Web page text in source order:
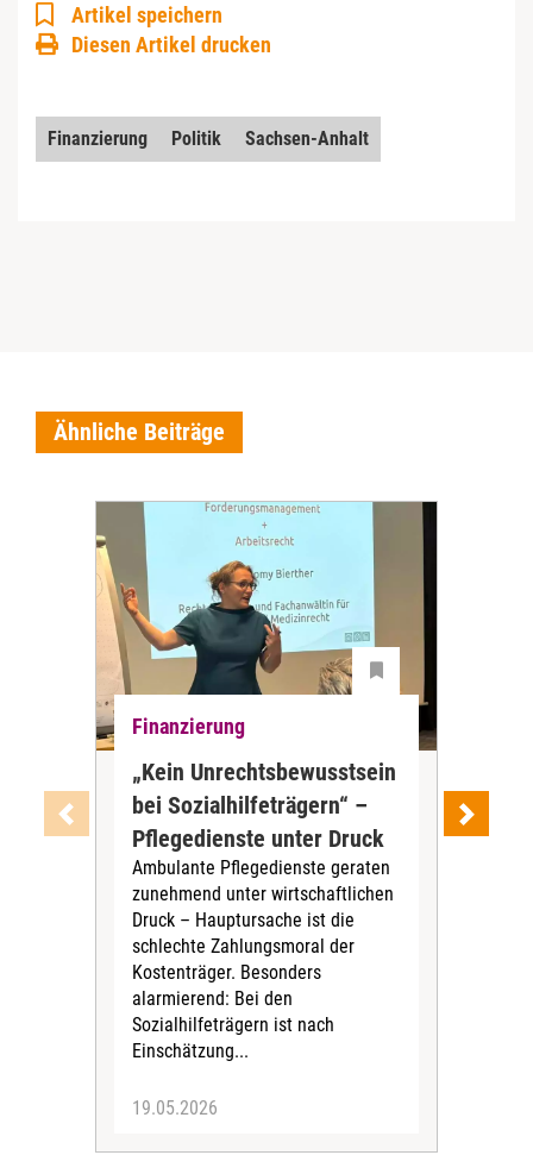
Artikel speichern
Diesen Artikel drucken
Finanzierung Politik Sachsen-Anhalt
Ähnliche Beiträge
Finanzierung
„Kein Unrechtsbewusstsein
bei Sozialhilfeträgern“ –
Pflegedienste unter Druck
Ambulante Pflegedienste geraten
zunehmend unter wirtschaftlichen
Druck – Hauptursache ist die
schlechte Zahlungsmoral der
Kostenträger. Besonders
alarmierend: Bei den
Sozialhilfeträgern ist nach
Einschätzung...
19.05.2026